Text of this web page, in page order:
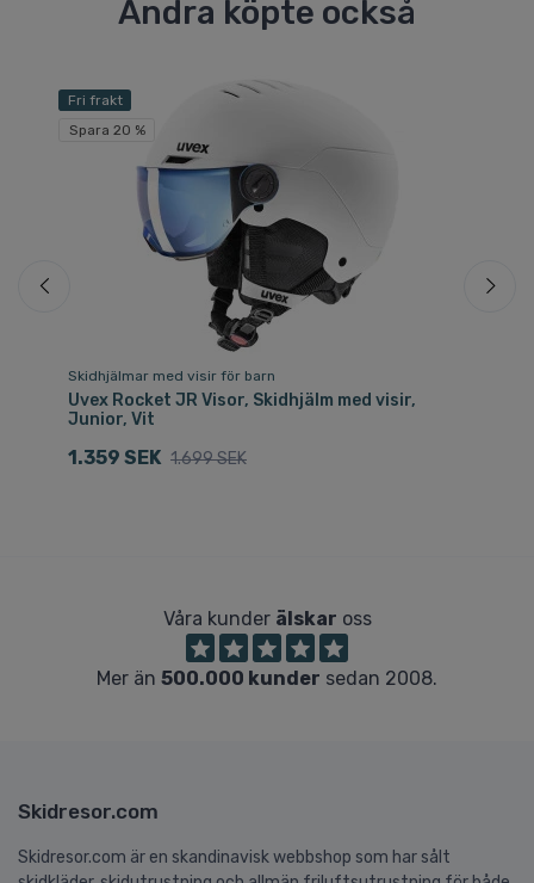
Andra köpte också
Fri frakt
Spara 20 %
Skidhjälmar med visir för barn
Uvex Rocket JR Visor, Skidhjälm med visir,
Junior, Vit
1.359 SEK 1.699 SEK
Våra kunder älskar oss
Mer än 500.000 kunder sedan 2008.
Skidresor.com
Skidresor.com är en skandinavisk webbshop som har sålt